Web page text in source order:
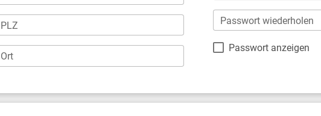
PLZ
Ort
Passwort wiederholen
Passwort anzeigen